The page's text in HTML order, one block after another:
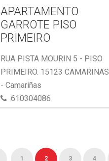
APARTAMENTO
GARROTE PISO
PRIMEIRO
RUA PISTA MOURIN 5 - PISO
PRIMEIRO. 15123 CAMARINAS
- Camariñas
610304086
1 2 3 4